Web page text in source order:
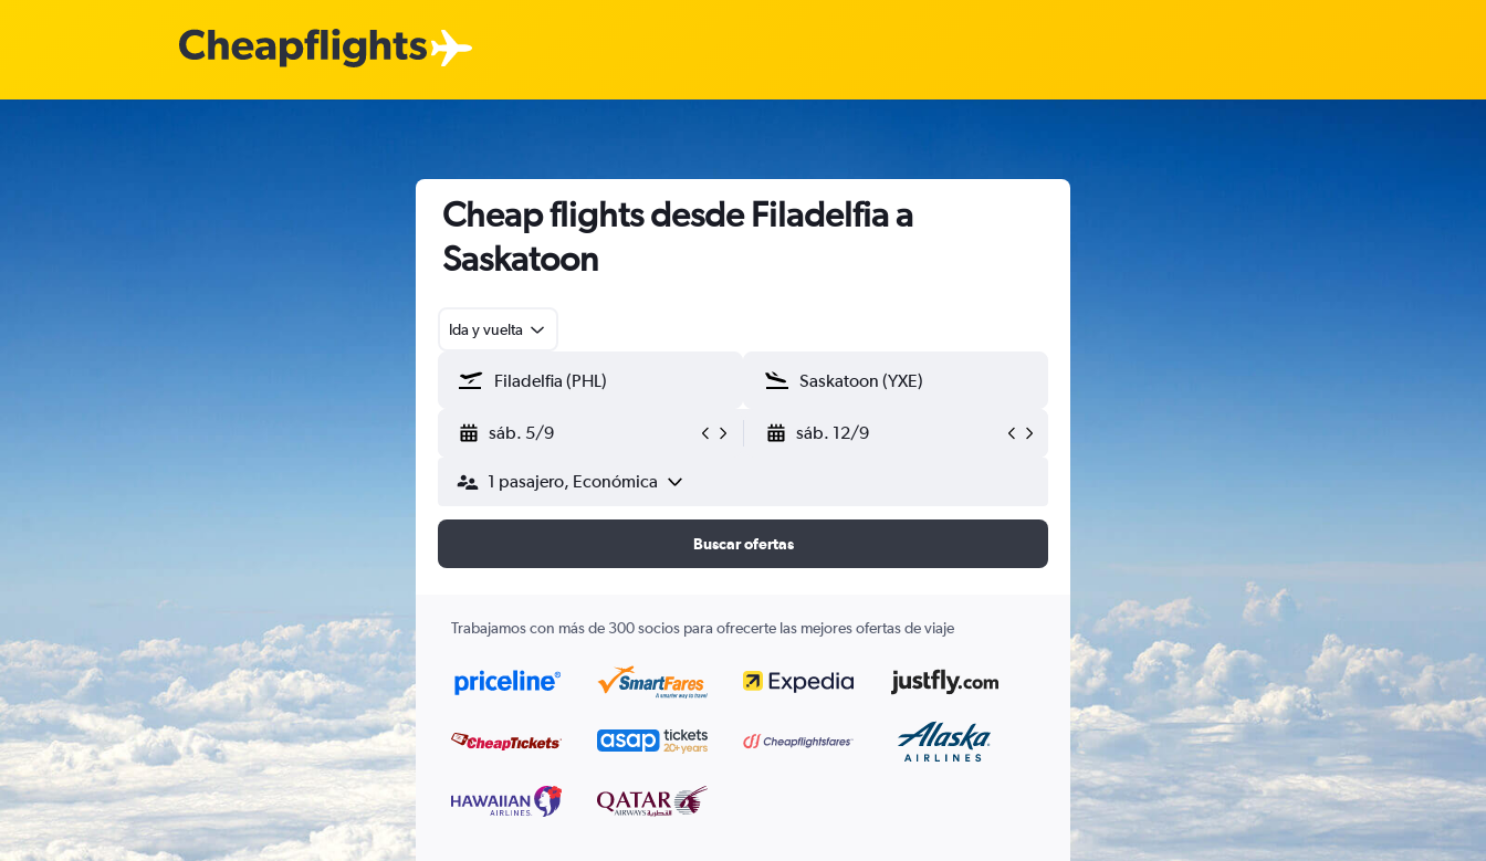
Cheap flights desde Filadelfia a
Saskatoon
Ida y vuelta
sáb. 5/9 sáb. 12/9
1 pasajero, Económica
Buscar ofertas
Trabajamos con más de 300 socios para ofrecerte las mejores ofertas de viaje